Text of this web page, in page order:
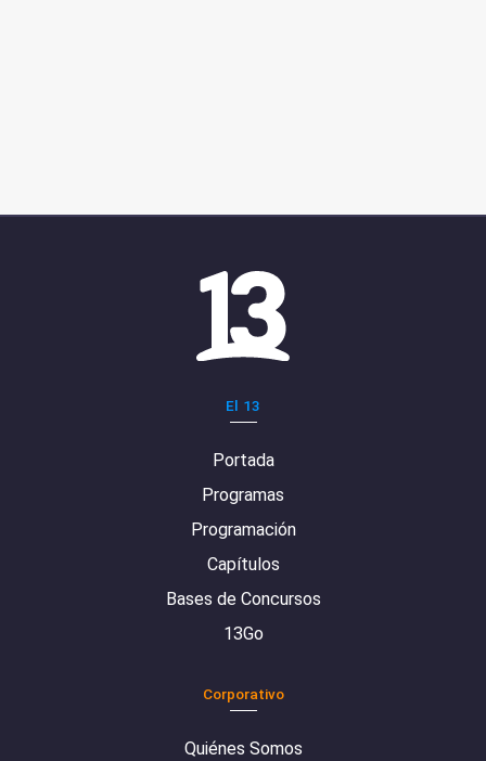
El 13
Portada
Programas
Programación
Capítulos
Bases de Concursos
13Go
Corporativo
Quiénes Somos